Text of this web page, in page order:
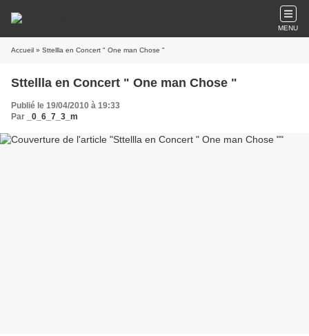
MENU
Accueil » Sttellla en Concert " One man Chose "
Sttellla en Concert " One man Chose "
Publié le 19/04/2010 à 19:33
Par
_0_6_7_3_m